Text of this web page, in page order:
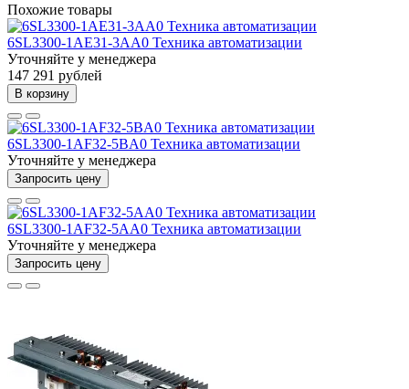
Похожие товары
6SL3300-1AE31-3AA0 Техника автоматизации
Уточняйте у менеджера
147 291 рублей
В корзину
6SL3300-1AF32-5BA0 Техника автоматизации
Уточняйте у менеджера
Запросить цену
6SL3300-1AF32-5AA0 Техника автоматизации
Уточняйте у менеджера
Запросить цену